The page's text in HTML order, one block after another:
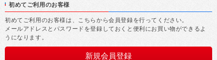
初めてご利用のお客様
初めてご利用のお客様は、こちらから会員登録を行ってください。
メールアドレスとパスワードを登録しておくと便利にお買い物ができるよ
うになります。